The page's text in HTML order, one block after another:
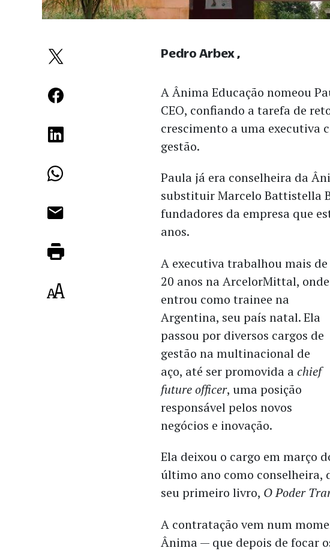
A Ânima Educação nomeou
CEO, confiando a tarefa de
crescimento a uma executiva
gestão.
Paula já era conselheira da
substituir Marcelo Battistella
fundadores da empresa que
anos.
A executiva trabalhou mais de
20 anos na ArcelorMittal, onde
entrou como trainee na
Argentina, seu país natal. Ela
passou por diversos cargos de
gestão na multinacional de
aço, até ser promovida achief
future officer, uma posição
responsável pelos novos
negócios e inovação.
Ela deixou o cargo em março
último ano como conselheira,
seu primeiro livro, O Poder
A contratação vem num
Ânima — que depois de focar
Pedro Arbex